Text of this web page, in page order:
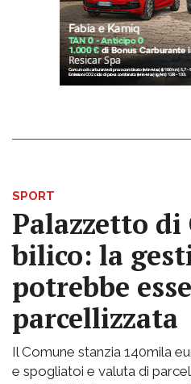
SPORT
Palazzetto
bilico: la
potrebbe
parcellizzata
Il Comune stanzia 140mila
e spogliatoi e valuta di